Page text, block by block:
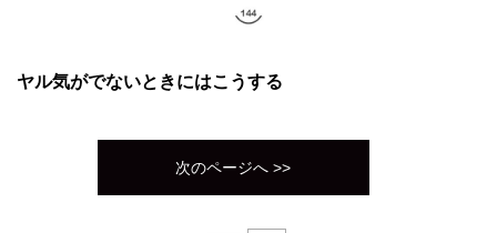
ヤル気がでないときにはこうする
次のページへ >>